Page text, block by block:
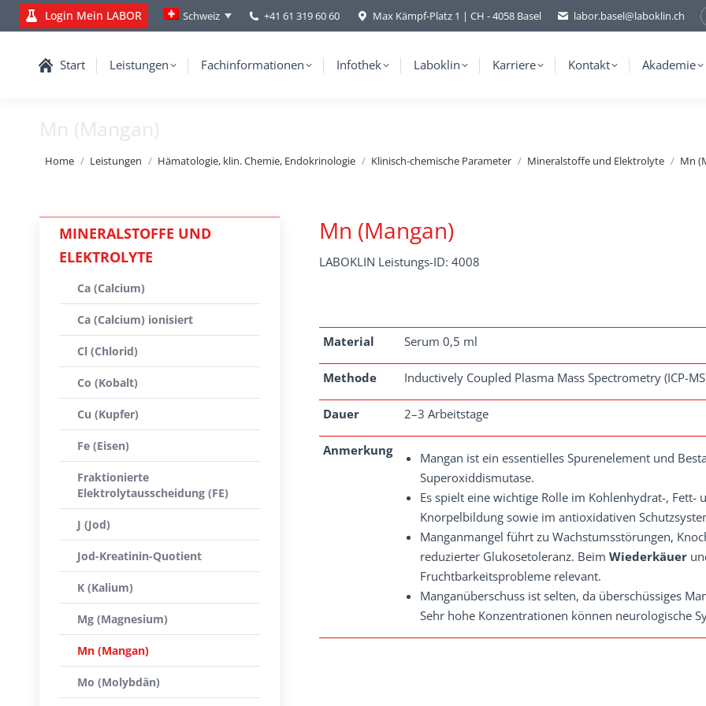
Login Mein LABOR Schweiz +41 61 319 60 60 Max Kämpf-Platz 1 | CH - 4058 Basel labor.basel@laboklin.ch
Start Leistungen Fachinformationen Infothek Laboklin Karriere Kontakt Akademie
Mn (Mangan)
You are here:
Home Leistungen Hämatologie, klin. Chemie, Endokrinologie Klinisch-chemische Parameter Mineralstoffe und Elektrolyte Mn
Mn (Mangan)
LABOKLIN Leistungs-ID: 4008
Material Serum 0,5 ml
Methode Inductively Coupled Plasma Mass Spectrometry (ICP-
Dauer 2–3 Arbeitstage
Anmerkung
Mangan ist ein essentielles Spurenelement und
Superoxiddismutase.
Es spielt eine wichtige Rolle im Kohlenhydrat-,
Knorpelbildung sowie im antioxidativen
Manganmangel führt zu Wachstumsstörungen,
reduzierter Glukosetoleranz. Beim Wiederkäuer
Fruchtbarkeitsprobleme relevant.
Manganüberschuss ist selten, da überschüssiges
Sehr hohe Konzentrationen können neurologische
MINERALSTOFFE UND
ELEKTROLYTE
Ca (Calcium)
Ca (Calcium) ionisiert
Cl (Chlorid)
Co (Kobalt)
Cu (Kupfer)
Fe (Eisen)
Fraktionierte
Elektrolytausscheidung (FE)
J (Jod)
Jod-Kreatinin-Quotient
K (Kalium)
Mg (Magnesium)
Mn (Mangan)
Mo (Molybdän)